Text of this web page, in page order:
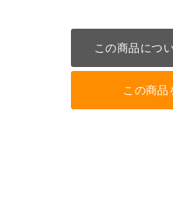
この商品につ
この商品